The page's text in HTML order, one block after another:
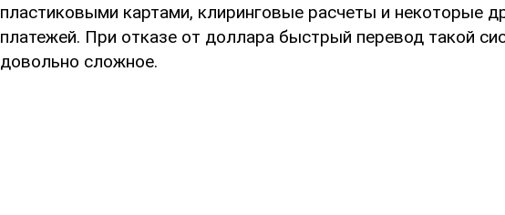
пластиковыми картами, клиринговые расчеты и некоторые
платежей. При отказе от доллара быстрый перевод такой
довольно сложное.